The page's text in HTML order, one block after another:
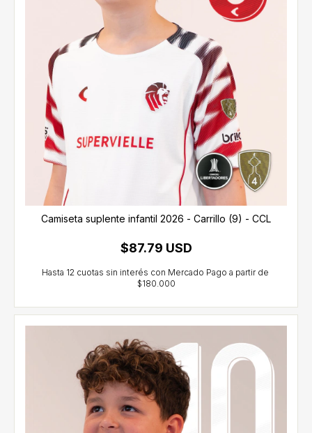
Camiseta suplente infantil 2026 - Carrillo (9) - CCL
$87.79 USD